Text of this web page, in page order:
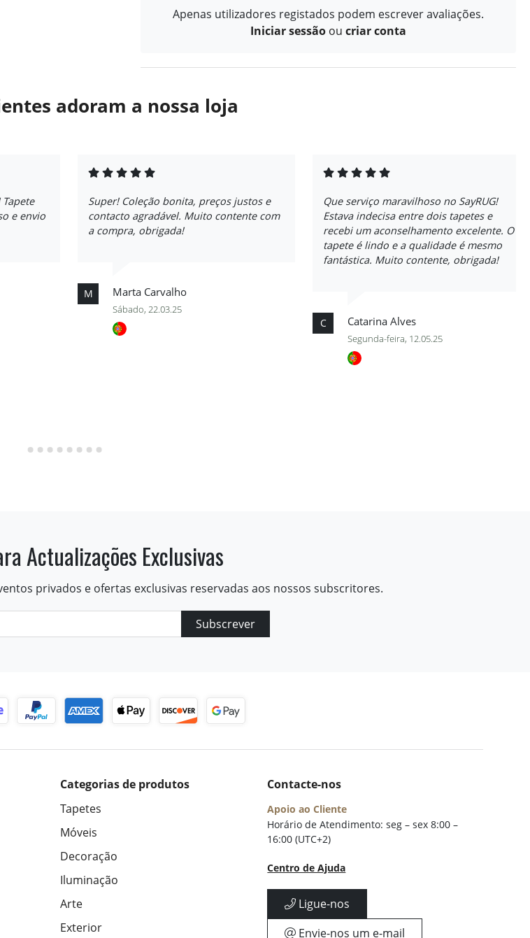
Apenas utilizadores registados podem escrever avaliações.
Iniciar sessão ou criar conta
adoram a nossa loja
e envio
Super! Coleção bonita, preços justos e
contacto agradável. Muito contente com
a compra, obrigada!
M Marta Carvalho
Sábado, 22.03.25
Que serviço maravilhoso no SayRUG!
Estava indecisa entre dois tapetes e
recebi um aconselhamento excelente. O
tapete é lindo e a qualidade é mesmo
fantástica. Muito contente, obrigada!
C Catarina Alves
Segunda-feira, 12.05.25
Actualizações Exclusivas
privados e ofertas exclusivas reservadas aos nossos subscritores.
Subscrever
Categorias de produtos
Tapetes
Móveis
Decoração
Iluminação
Arte
Exterior
Contacte-nos
Apoio ao Cliente
Horário de Atendimento: seg – sex 8:00 –
16:00 (UTC+2)
Centro de Ajuda
Ligue-nos
Envie-nos um e-mail